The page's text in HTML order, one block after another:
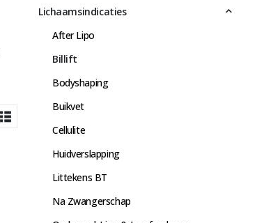
Lichaamsindicaties
After Lipo
Billift
Bodyshaping
Buikvet
Cellulite
Huidverslapping
Littekens BT
Na Zwangerschap